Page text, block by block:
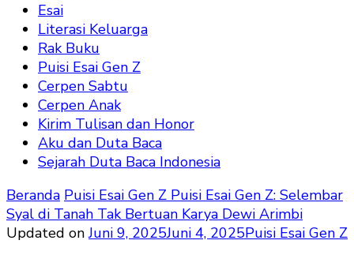
Esai
Literasi Keluarga
Rak Buku
Puisi Esai Gen Z
Cerpen Sabtu
Cerpen Anak
Kirim Tulisan dan Honor
Aku dan Duta Baca
Sejarah Duta Baca Indonesia
Beranda Puisi Esai Gen Z Puisi Esai Gen Z: Selembar
Syal di Tanah Tak Bertuan Karya Dewi Arimbi
Updated onJuni 9, 2025Juni 4, 2025Puisi Esai Gen Z